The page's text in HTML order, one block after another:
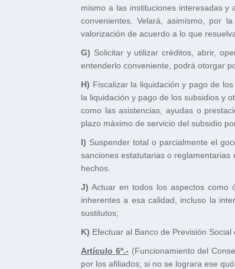
mismo a las instituciones interesadas
convenientes. Velará, asimismo, por
valorización de acuerdo a lo que
G) Solicitar y utilizar créditos, abrir,
entenderlo conveniente, podrá otorgar
H) Fiscalizar la liquidación y pago de
la liquidación y pago de los subsidios y
como las asistencias, ayudas o
plazo máximo de servicio del subsidio
I) Suspender total o parcialmente el
sanciones estatutarias o
hechos.
J) Actuar en todos los aspectos como
inherentes a esa calidad, incluso la
sustitutos;
K) Efectuar al Banco de Previsión
Artículo 6º.- (Funcionamiento del
por los afiliados; si no se lograra ese